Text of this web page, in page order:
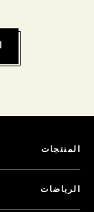
المنتجات
الرياضات